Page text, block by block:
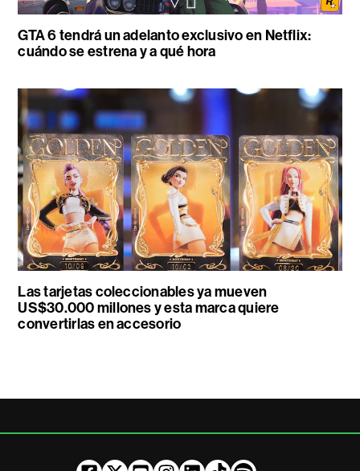
GTA 6 tendrá un adelanto exclusivo en Netflix:
cuándo se estrena y a qué hora
Las tarjetas coleccionables ya mueven
US$30.000 millones y esta marca quiere
convertirlas en accesorio